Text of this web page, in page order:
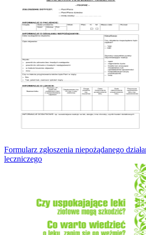
Formularz zgłoszenia niepożądanego
leczniczego